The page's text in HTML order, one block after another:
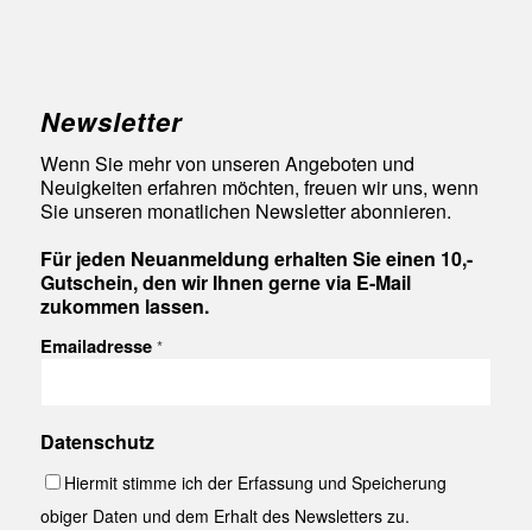
Newsletter
Wenn Sie mehr von unseren Angeboten und
Neuigkeiten erfahren möchten, freuen wir uns, wenn
Sie unseren monatlichen Newsletter abonnieren.
Für jeden Neuanmeldung erhalten Sie einen 10,-
Gutschein, den wir Ihnen gerne via E-Mail
zukommen lassen.
Emailadresse *
Datenschutz
Hiermit stimme ich der Erfassung und Speicherung
obiger Daten und dem Erhalt des Newsletters zu.